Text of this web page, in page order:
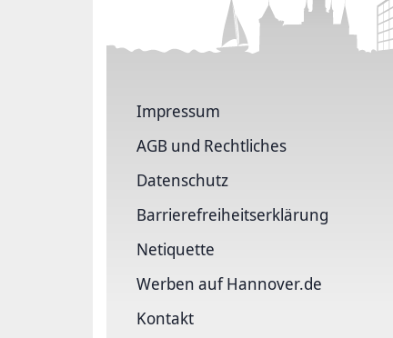
Impressum
AGB und Rechtliches
Datenschutz
Barriere­freiheits­erklärung
Netiquette
Werben auf Hannover.de
Kontakt